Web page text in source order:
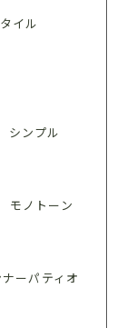
イル
シンプル
モノトーン
ーパティオ